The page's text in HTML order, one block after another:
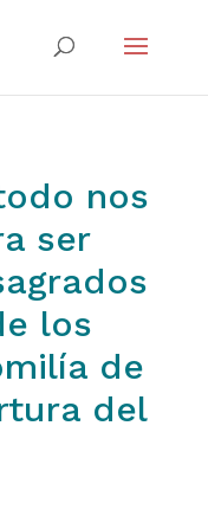
nos
ser
los
de
del